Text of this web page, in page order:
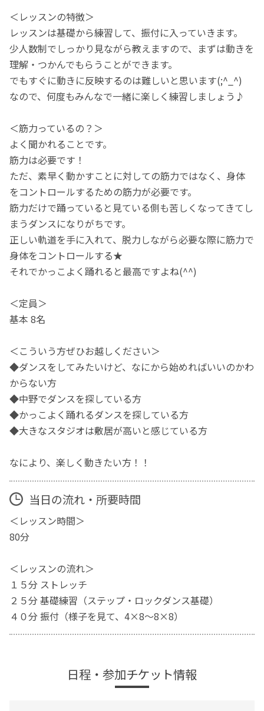
＜レッスンの特徴＞
レッスンは基礎から練習して、振付に入っていきます。
少人数制でしっかり見ながら教えますので、まずは動きを
理解・つかんでもらうことができます。
でもすぐに動きに反映するのは難しいと思います(;^_^)
なので、何度もみんなで一緒に楽しく練習しましょう♪
＜筋力っているの？＞
よく聞かれることです。
筋力は必要です！
ただ、素早く動かすことに対しての筋力ではなく、身体
をコントロールするための筋力が必要です。
筋力だけで踊っていると見ている側も苦しくなってきてし
まうダンスになりがちです。
正しい軌道を手に入れて、脱力しながら必要な際に筋力で
身体をコントロールする★
それでかっこよく踊れると最高ですよね(^^)
＜定員＞
基本 8名
＜こういう方ぜひお越しください＞
◆ダンスをしてみたいけど、なにから始めればいいのかわ
からない方
◆中野でダンスを探している方
◆かっこよく踊れるダンスを探している方
◆大きなスタジオは敷居が高いと感じている方
なにより、楽しく動きたい方！！
当日の流れ・所要時間
＜レッスン時間＞
80分
＜レッスンの流れ＞
１５分 ストレッチ
２５分 基礎練習（ステップ・ロックダンス基礎）
４０分 振付（様子を見て、4×8～8×8）
日程・参加チケット情報